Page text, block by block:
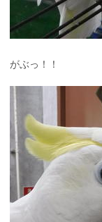
がぶっ！！